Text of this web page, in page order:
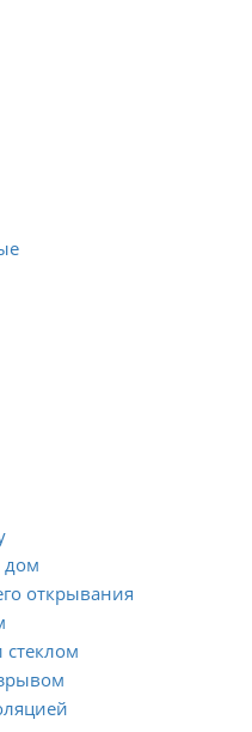
дом
открывания
стеклом